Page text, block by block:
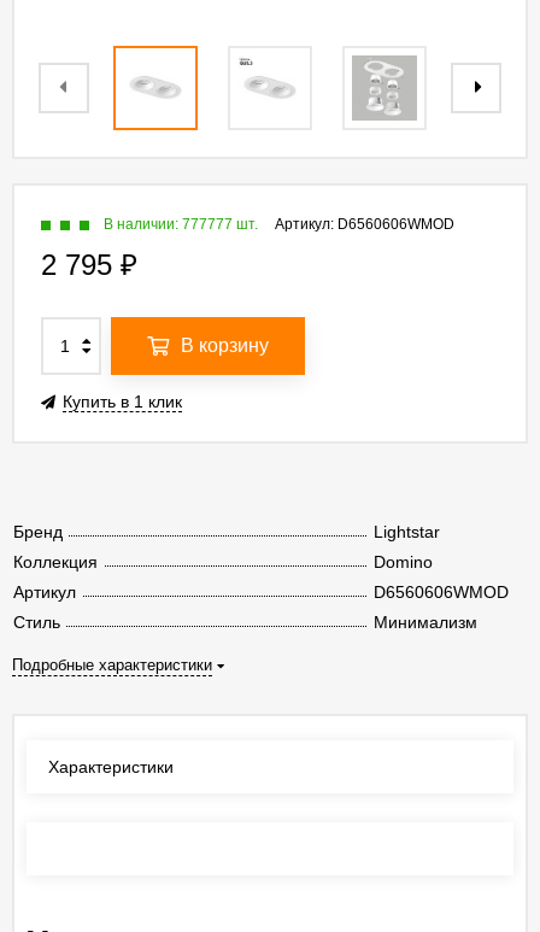
Бренд
Lightstar
Коллекция
Domino
Артикул
D6560606WMOD
Стиль
Минимализм
Подробные характеристики
Артикул: D6560606WMOD
В наличии: 777777 шт.
2 795 ₽
В корзину
Купить в 1 клик
Характеристики